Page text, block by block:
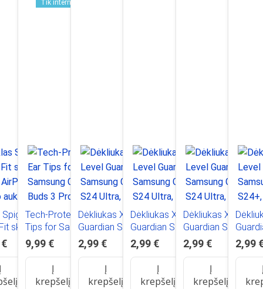
Spigen
skirtas
3,
Tik internetu
Tech-Protect Ear
Tips for Samsung
Galaxy Buds 3 Pro
in sizes S / M / L -
black (3 pcs.)
9,99 €
Į
krepšelį
Dėkliukas X-Level
Guardian Samsung
Galaxy S24 Ultra,
silikoninis,
raudonas
2,99 €
Į
krepšelį
Dėkliukas X-Level
Guardian Samsung
Galaxy S24 Ultra,
silikoninis, tamsiai
2,99 €
Į
krepšelį
Dėkliukas X-Level
Guardian Samsung
Galaxy S24 Ultra,
silikoninis, tamsiai
mėlynas
2,99 €
Į
krepšelį
2,99